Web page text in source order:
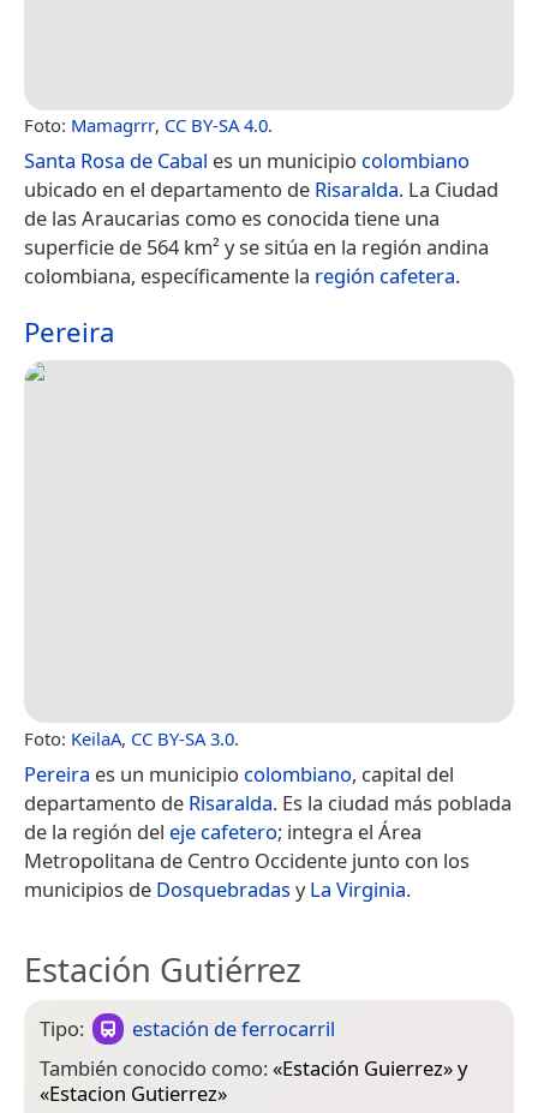
Foto: Mamagrrr, CC BY-SA 4.0.
Santa Rosa de Cabal es un municipio colombiano
ubicado en el departamento de Risaralda. La Ciudad
de las Araucarias como es conocida tiene una
superficie de 564 km² y se sitúa en la región andina
colombiana, específicamente la región cafetera.
Pereira
Foto: KeilaA, CC BY-SA 3.0.
Pereira es un municipio colombiano, capital del
departamento de Risaralda. Es la ciudad más poblada
de la región del eje cafetero; integra el Área
Metropolitana de Centro Occidente junto con los
municipios de DosquebradasyLa Virginia.
Estación Gutiérrez
Tipo:
estación de ferrocarril
También conocido como:«Estación Guierrez» y
«Estacion Gutierrez»